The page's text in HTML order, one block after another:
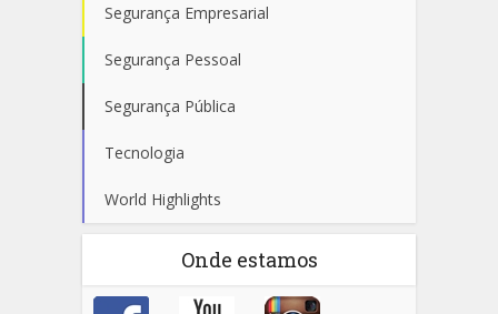
Segurança Empresarial
Segurança Pessoal
Segurança Pública
Tecnologia
World Highlights
Onde estamos